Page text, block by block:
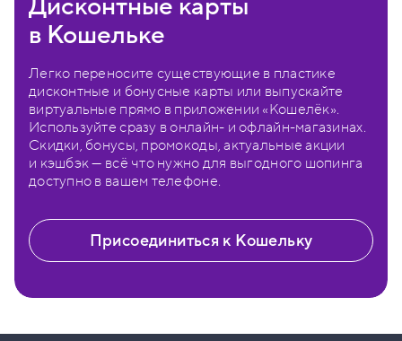
Дисконтные карты
в Кошельке
Легко переносите существующие в пластике
дисконтные и бонусные карты или выпускайте
виртуальные прямо в приложении «Кошелёк».
Используйте сразу в онлайн- и офлайн-магазинах.
Скидки, бонусы, промокоды, актуальные акции
и кэшбэк — всё что нужно для выгодного шопинга
доступно в вашем телефоне.
Присоединиться к Кошельку